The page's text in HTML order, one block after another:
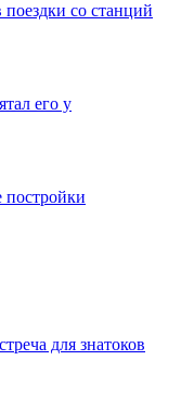
со станций
его у
для знатоков